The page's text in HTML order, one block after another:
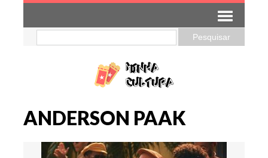
ANDERSON PAAK